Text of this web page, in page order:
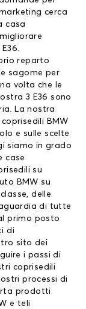
cerca
casa
reparto
sagome per
volta che le
3 E36 sono
La nostra
BMW
e sulle scelte
siamo in grado
case
su
BMW su
delle
di tutte
primo posto
di
sito dei
i passi di
coprisedili
processi di
prodotti
e teli